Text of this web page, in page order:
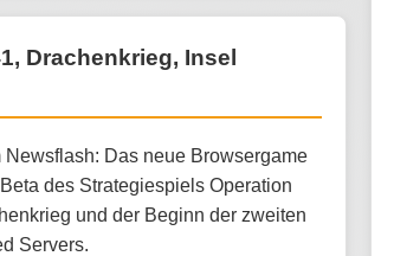
Drachenkrieg, Insel
Das neue Browsergame
des Strategiespiels Operation
und der Beginn der zweiten
Servers.